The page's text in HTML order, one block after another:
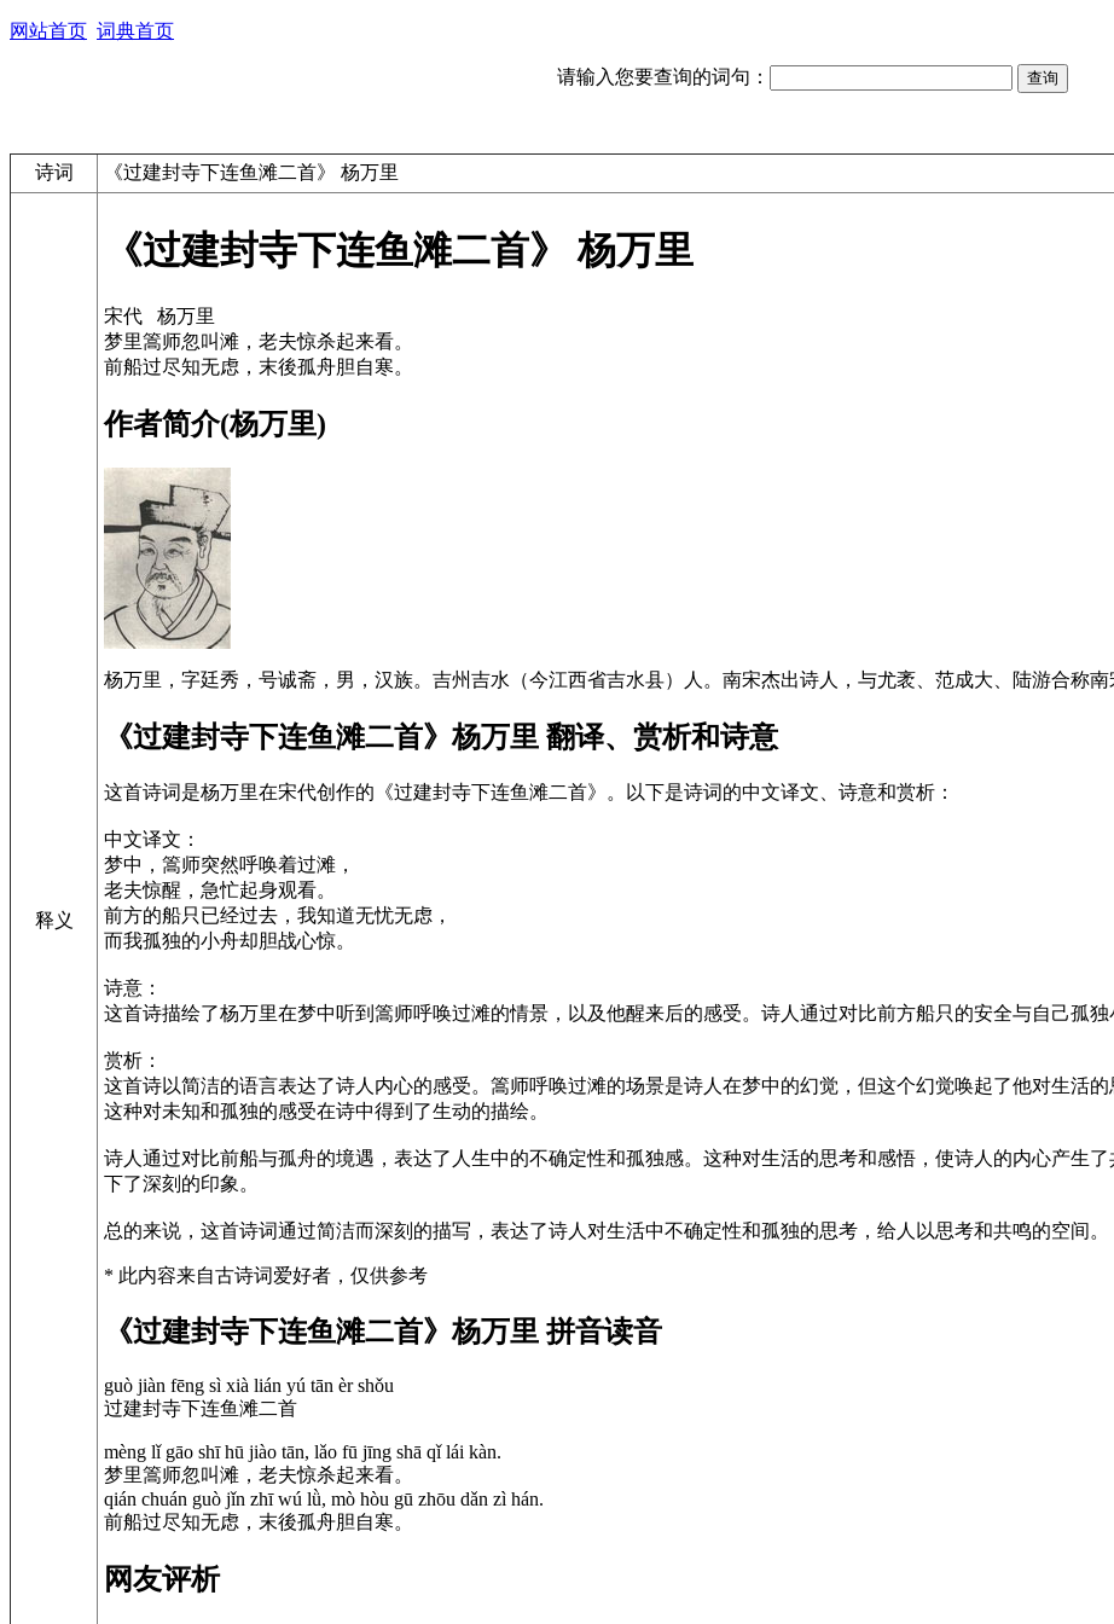
网站首页 词典首页
请输入您要查询的词句：
诗词 《过建封寺下连鱼滩二首》 杨万里
释义
《过建封寺下连鱼滩二首》 杨万里
宋代 杨万里
梦里篙师忽叫滩，老夫惊杀起来看。
前船过尽知无虑，末後孤舟胆自寒。
作者简介(杨万里)
杨万里，字廷秀，号诚斋，男，汉族。吉州吉水（今江西省吉水县）人。南宋杰出诗人，与尤袤、范成大、陆游合称南
《过建封寺下连鱼滩二首》杨万里 翻译、赏析和诗意
这首诗词是杨万里在宋代创作的《过建封寺下连鱼滩二首》。以下是诗词的中文译文、诗意和赏析：
中文译文：
梦中，篙师突然呼唤着过滩，
老夫惊醒，急忙起身观看。
前方的船只已经过去，我知道无忧无虑，
而我孤独的小舟却胆战心惊。
诗意：
这首诗描绘了杨万里在梦中听到篙师呼唤过滩的情景，以及他醒来后的感受。诗人通过对比前方船只的安全与自己孤
赏析：
这首诗以简洁的语言表达了诗人内心的感受。篙师呼唤过滩的场景是诗人在梦中的幻觉，但这个幻觉唤起了他对生活
这种对未知和孤独的感受在诗中得到了生动的描绘。
诗人通过对比前船与孤舟的境遇，表达了人生中的不确定性和孤独感。这种对生活的思考和感悟，使诗人的内心产生
下了深刻的印象。
总的来说，这首诗词通过简洁而深刻的描写，表达了诗人对生活中不确定性和孤独的思考，给人以思考和共鸣的空间。
* 此内容来自古诗词爱好者，仅供参考
《过建封寺下连鱼滩二首》杨万里 拼音读音
guò jiàn fēng sì xià lián yú tān èr shǒu
过建封寺下连鱼滩二首
mèng lǐ gāo shī hū jiào tān, lǎo fū jīng shā qǐ lái kàn.
梦里篙师忽叫滩，老夫惊杀起来看。
qián chuán guò jǐn zhī wú lǜ, mò hòu gū zhōu dǎn zì hán.
前船过尽知无虑，末後孤舟胆自寒。
网友评析